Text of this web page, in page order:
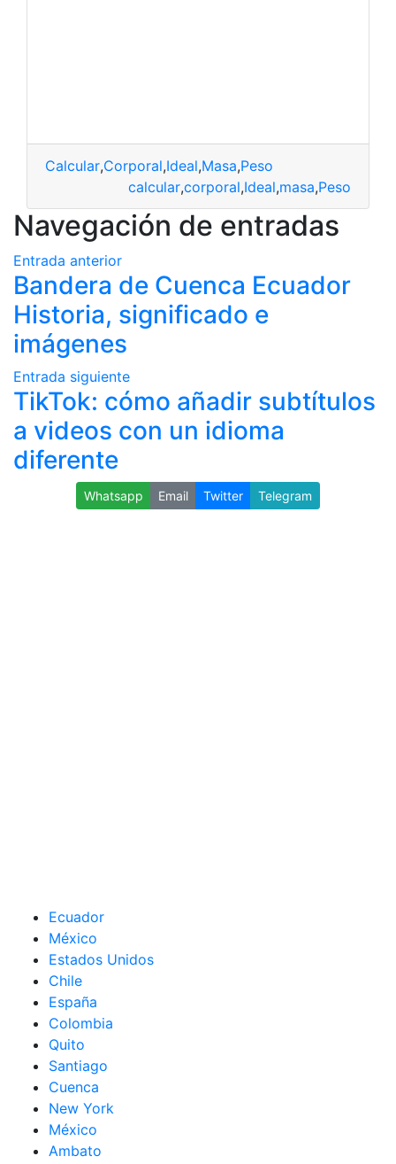
Calcular,Corporal,Ideal,Masa,Peso
calcular,corporal,Ideal,masa,Peso
Navegación de entradas
Entrada anterior
Bandera de Cuenca Ecuador
Historia, significado e
imágenes
Entrada siguiente
TikTok: cómo añadir subtítulos
a videos con un idioma
diferente
Whatsapp Email Twitter Telegram
Ecuador
México
Estados Unidos
Chile
España
Colombia
Quito
Santiago
Cuenca
New York
México
Ambato